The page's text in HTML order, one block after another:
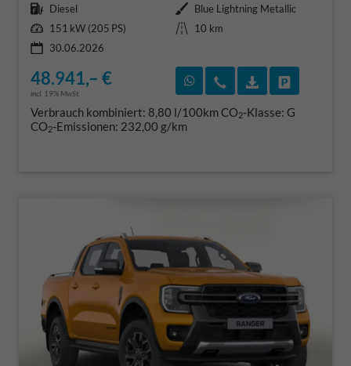
Kraftstoff Diesel Außenfarbe Blue Lightning Metallic
Leistung 151 kW (205 PS) Kilometerstand
10 km
30.06.2026
48.941,– €
incl. 19% MwSt.
Rückruf vereinbaren
Wir rufen Sie an
Verbrauch kombiniert: 8,80 l/100kmCO2-Klasse: G
CO2-Emissionen: 232,00 g/km